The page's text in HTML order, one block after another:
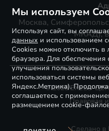
Москва,
МКАД),
© 2026 EXEED
Правовая
Сделано
Мы используем
Используя сайт, вы
данных и использованием
Cookies можно отключить в
браузера. Для
улучшения
использоваться системы
Яндекс.Метрика).
соглашаетесь с
размещением cookie-